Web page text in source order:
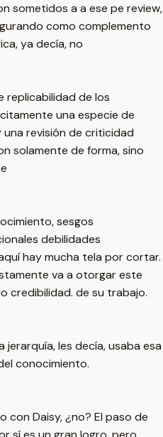
sometidos a a ese pe review,
como complemento
ya decía, no
replicabilidad de los
una especie de
revisión de criticidad
solamente de forma, sino
sesgos
debilidades
hay mucha tela por cortar.
va a otorgar este
credibilidad. de su trabajo.
les decía, usaba esa
conocimiento.
con Daisy, ¿no? El paso de